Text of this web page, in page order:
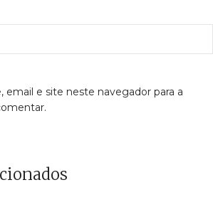
email e site neste navegador para a